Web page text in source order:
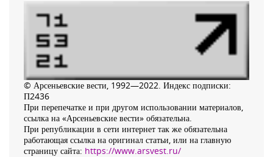
© Арсеньевские вести, 1992—2022. Индекс подписки:
П2436
При перепечатке и при другом использовании материалов,
ссылка на «Арсеньевские вести» обязательна.
При републикации в сети интернет так же обязательна
работающая ссылка на оригинал статьи, или на главную
страницу сайта: https://www.arsvest.ru/